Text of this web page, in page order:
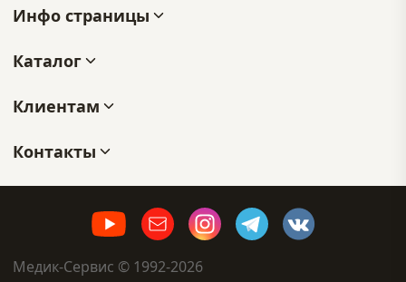
Инфо страницы
Каталог
Клиентам
Контакты
Медик-Сервис © 1992-2026